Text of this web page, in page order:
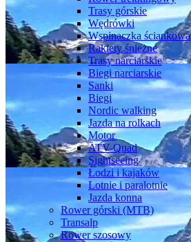
Trasy górskie
Wędrówki
Wspinaczka ściankowa
Rakiety śnieżne
Trasy narciarskie
Biegi narciarskie
Sanki
Biegi
Nordic walking
Jazda na rolkach
Motor
ATV-Quad
Sightseeing
Łodzi i kajaków
Lotnie i paralotnie
Jazda konna
Rower górski (MTB)
Transalp
Rower szosowy